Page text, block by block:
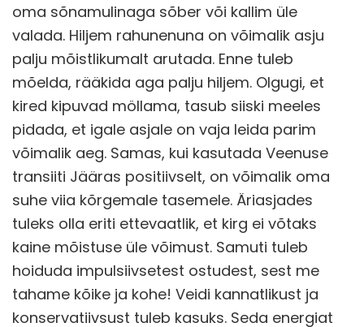
oma sõnamulinaga sõber või kallim üle
valada. Hiljem rahunenuna on võimalik asju
palju mõistlikumalt arutada. Enne tuleb
mõelda, rääkida aga palju hiljem. Olgugi, et
kired kipuvad möllama, tasub siiski meeles
pidada, et igale asjale on vaja leida parim
võimalik aeg. Samas, kui kasutada Veenuse
transiiti Jääras positiivselt, on võimalik oma
suhe viia kõrgemale tasemele. Äriasjades
tuleks olla eriti ettevaatlik, et kirg ei võtaks
kaine mõistuse üle võimust. Samuti tuleb
hoiduda impulsiivsetest ostudest, sest me
tahame kõike ja kohe! Veidi kannatlikust ja
konservatiivsust tuleb kasuks. Seda energiat